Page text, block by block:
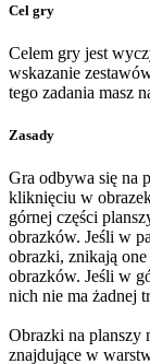
Cel gry
Celem gry jest
wskazanie
tego zadania masz
Zasady
Gra odbywa się na
kliknięciu w
górnej części
obrazków. Jeśli w
obrazki, znikają
obrazków. Jeśli w
nich nie ma żadnej
Obrazki na planszy
znajdujące w